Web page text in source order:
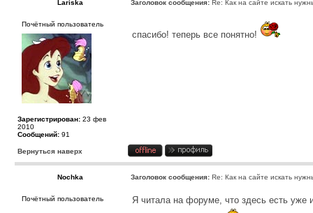
Lariska Заголовок сообщения: Re: Как на сайте искать
Почётный пользователь
Зарегистрирован: 23 фев
2010
Сообщений: 91
спасибо! теперь все понятно!
Вернуться наверх
Nochka Заголовок сообщения: Re: Как на сайте искать
Почётный пользователь
Я читала на форуме, что здесь есть уже